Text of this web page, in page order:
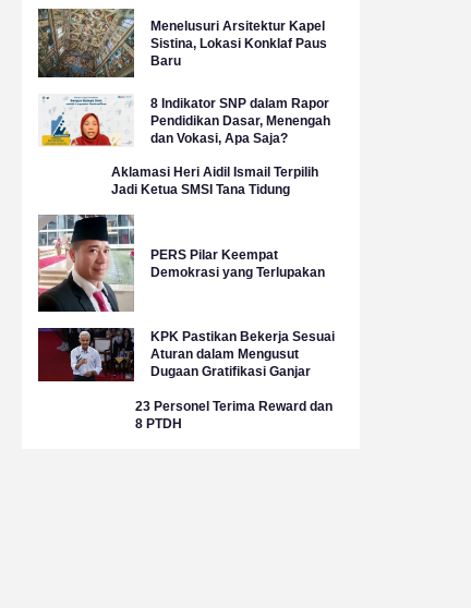
Menelusuri Arsitektur Kapel
Sistina, Lokasi Konklaf Paus
Baru
8 Indikator SNP dalam Rapor
Pendidikan Dasar, Menengah
dan Vokasi, Apa Saja?
Aklamasi Heri Aidil Ismail Terpilih
Jadi Ketua SMSI Tana Tidung
PERS Pilar Keempat
Demokrasi yang Terlupakan
KPK Pastikan Bekerja Sesuai
Aturan dalam Mengusut
Dugaan Gratifikasi Ganjar
23 Personel Terima Reward dan
8 PTDH